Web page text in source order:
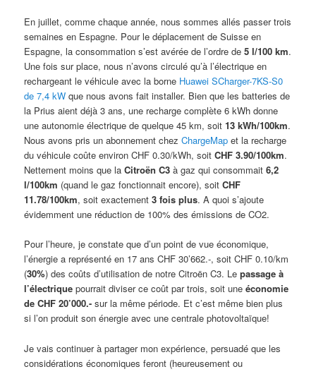
En juillet, comme chaque année, nous sommes allés passer trois
semaines en Espagne. Pour le déplacement de Suisse en
Espagne, la consommation s’est avérée de l’ordre de5 l/100 km.
Une fois sur place, nous n’avons circulé qu’à l’électrique en
rechargeant le véhicule avec la borne Huawei SCharger-7KS-S0
de 7,4 kW que nous avons fait installer. Bien que les batteries de
la Prius aient déjà 3 ans, une recharge complète 6 kWh donne
une autonomie électrique de quelque 45 km, soit13 kWh/100km.
Nous avons pris un abonnement chezChargeMap et la recharge
du véhicule coûte environ CHF 0.30/kWh, soitCHF 3.90/100km.
Nettement moins que laCitroën C3 à gaz qui consommait6,2
l/100km (quand le gaz fonctionnait encore), soitCHF
11.78/100km, soit exactement3 fois plus. A quoi s’ajoute
évidemment une réduction de 100% des émissions de CO2.
Pour l’heure, je constate que d’un point de vue économique,
l’énergie a représenté en 17 ans CHF 30’662.-, soit CHF 0.10/km
(30%) des coûts d’utilisation de notre Citroën C3. Lepassage à
l’électrique pourrait diviser ce coût par trois, soit uneéconomie
de CHF 20’000.- sur la même période. Et c’est même bien plus
si l’on produit son énergie avec une centrale photovoltaïque!
Je vais continuer à partager mon expérience, persuadé que les
considérations économiques feront (heureusement ou